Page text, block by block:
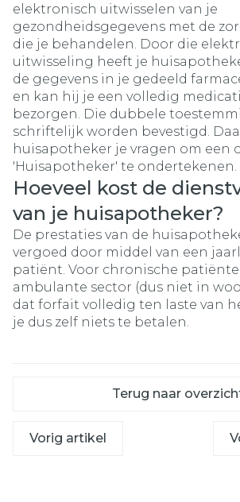
elektronisch uitwisselen van je
gezondheidsgegevens met de
die je behandelen. Door die
uitwisseling heeft je
de gegevens in je gedeeld
en kan hij je een volledig
bezorgen. Die dubbele
schriftelijk worden bevestigd.
huisapotheker je vragen om een
'Huisapotheker' te ondertekenen.
Hoeveel kost de
van je huisapotheker?
De prestaties van de
vergoed door middel van een
patiënt. Voor chronische
ambulante sector (dus niet in
dat forfait volledig ten laste van
je dus zelf niets te betalen.
Terug naar
Vorig artikel